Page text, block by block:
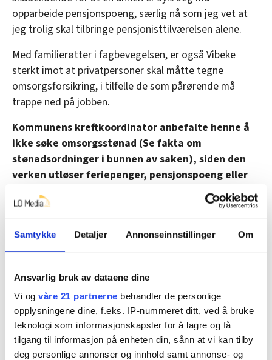
Samtykke Detaljer Annonseinnstillinger Om
Ansvarlig bruk av dataene dine
Vi og våre 21 partnerne behandler de personlige
opplysningene dine, f.eks. IP-nummeret ditt, ved å bruke
teknologi som informasjonskapsler for å lagre og få
tilgang til informasjon på enheten din, sånn at vi kan tilby
deg personlige annonser og innhold samt annonse- og
opparbeide pensjonspoeng, særlig nå som jeg vet at
jeg trolig skal tilbringe pensjonisttilværelsen alene.
Med familierøtter i fagbevegelsen, er også Vibeke
sterkt imot at privatpersoner skal måtte tegne
omsorgsforsikring, i tilfelle de som pårørende må
trappe ned på jobben.
Kommunens kreftkoordinator anbefalte henne å
ikke søke omsorgsstønad (Se fakta om
stønadsordninger i bunnen av saken), siden den
verken utløser feriepenger, pensjonspoeng eller
rett til sykepenger. Satsen ville heller ikke nådd
opp til timelønna som lærer.
Denne skaper debatt:
Når Øyvind (29) søker jobber,
er det én opplysning han kvier seg for å gi
Vil ha LO på banen
Tunge omsorgsoppgaver går ut over både fritid og
arbeidsliv. Mange pådrar seg helseplager.